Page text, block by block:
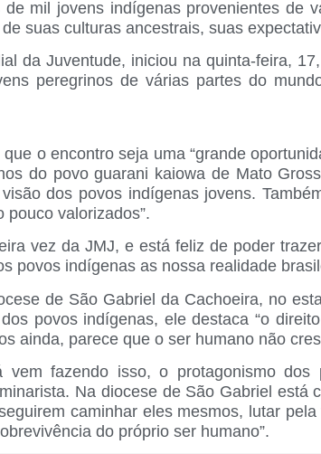
mil jovens indígenas provenientes de
suas culturas ancestrais, suas
da Juventude, iniciou na quinta-feira,
peregrinos de várias partes do
o encontro seja uma “grande
do povo guarani kaiowa de Mato
dos povos indígenas jovens.
valorizados”.
vez da JMJ, e está feliz de poder
povos indígenas as nossa realidade
de São Gabriel da Cachoeira, no
povos indígenas, ele destaca “o
ainda, parece que o ser humano não
fazendo isso, o protagonismo dos
Na diocese de São Gabriel está
caminhar eles mesmos, lutar
do próprio ser humano”.